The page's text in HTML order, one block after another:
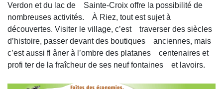
Verdon et du lac de Sainte-Croix offre la possibilité de
nombreuses activités. À Riez, tout est sujet à
découvertes. Visiter le village, c’est traverser des siècles
d’histoire, passer devant des boutiques anciennes, mais
c’est aussi fl âner à l’ombre des platanes centenaires et
profi ter de la fraîcheur de ses neuf fontaines et lavoirs.